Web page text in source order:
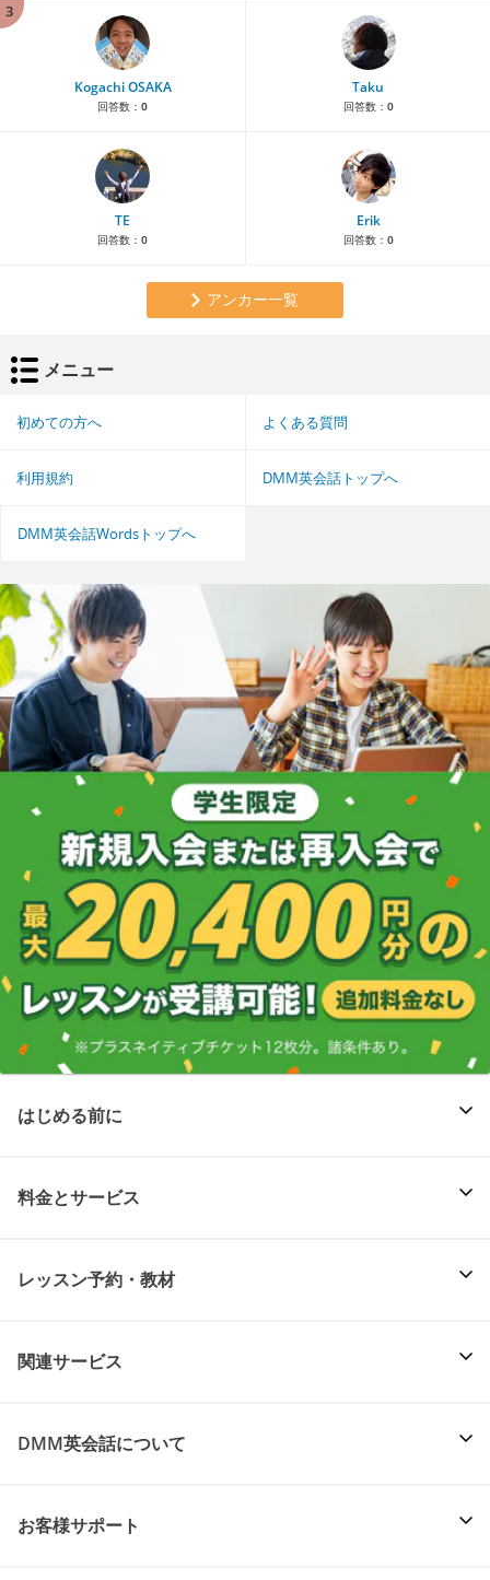
3
Kogachi OSAKA
回答数： 0
Taku
回答数： 0
TE
回答数： 0
Erik
回答数： 0
アンカー一覧
メニュー
初めての方へ よくある質問
利用規約 DMM英会話トップへ
DMM英会話Wordsトップへ
はじめる前に
料金とサービス
レッスン予約・教材
関連サービス
DMM英会話について
お客様サポート